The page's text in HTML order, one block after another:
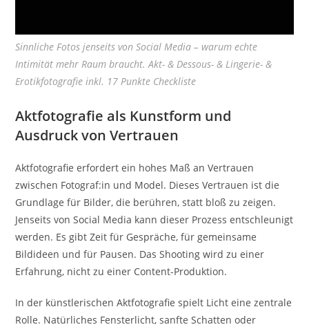
Sinnliche Fotos jenseits von Social Media – warum echte
Intimität mehr Raum braucht. Akt- & Dessous- & Lingerie- &
Erotikfotografie inkl. 17 Punkte Checkliste
Aktfotografie als Kunstform und
Ausdruck von Vertrauen
Aktfotografie erfordert ein hohes Maß an Vertrauen
zwischen Fotograf:in und Model. Dieses Vertrauen ist die
Grundlage für Bilder, die berühren, statt bloß zu zeigen.
Jenseits von Social Media kann dieser Prozess entschleunigt
werden. Es gibt Zeit für Gespräche, für gemeinsame
Bildideen und für Pausen. Das Shooting wird zu einer
Erfahrung, nicht zu einer Content-Produktion.
In der künstlerischen Aktfotografie spielt Licht eine zentrale
Rolle. Natürliches Fensterlicht, sanfte Schatten oder